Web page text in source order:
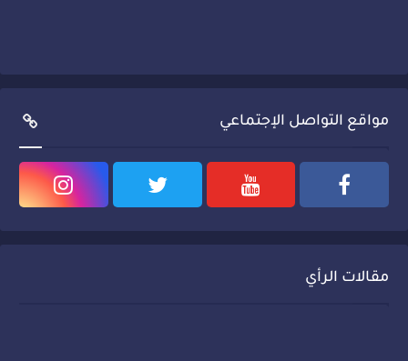
مواقع التواصل الإجتماعي
مقالات الرأي